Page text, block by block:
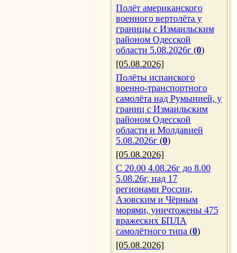
Полёт американского
военного вертолёта у
границы с Измаильским
районом Одесской
области 5.08.2026г (0)
[05.08.2026]
Полёты испанского
военно-транспортного
самолёта над Румынией, у
границ с Измаильским
районом Одесской
области и Молдавией
5.08.2026г (0)
[05.08.2026]
С 20.00 4.08.26г до 8.00
5.08.26г, над 17
регионами России,
Азовским и Чёрным
морями, уничтожены 475
вражеских БПЛА
самолётного типа (0)
[05.08.2026]